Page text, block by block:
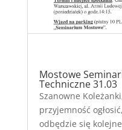
Mostowe
Techniczne 31.03
Szanowne
przyjemność
odbędzie się